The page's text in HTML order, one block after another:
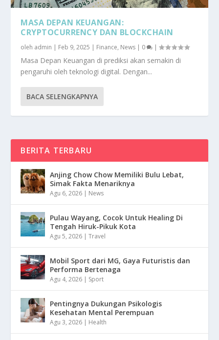
MASA DEPAN KEUANGAN:
CRYPTOCURRENCY DAN BLOCKCHAIN
oleh admin | Feb 9, 2025 | Finance, News | 0 |
Masa Depan Keuangan di prediksi akan semakin di
pengaruhi oleh teknologi digital. Dengan...
BACA SELENGKAPNYA
BERITA TERBARU
Anjing Chow Chow Memiliki Bulu Lebat,
Simak Fakta Menariknya
Agu 6, 2026 | News
Pulau Wayang, Cocok Untuk Healing Di
Tengah Hiruk-Pikuk Kota
Agu 5, 2026 |Travel
Mobil Sport dari MG, Gaya Futuristis dan
Performa Bertenaga
Agu 4, 2026 | Sport
Pentingnya Dukungan Psikologis
Kesehatan Mental Perempuan
Agu 3, 2026 | Health